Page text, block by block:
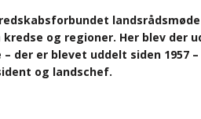
og regioner. Her blev der
der er blevet uddelt siden 1957
og landschef.